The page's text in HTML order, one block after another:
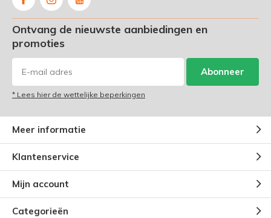
Ontvang de nieuwste aanbiedingen en
promoties
Abonneer
* Lees hier de wettelijke beperkingen
Meer informatie
Klantenservice
Mijn account
Categorieën